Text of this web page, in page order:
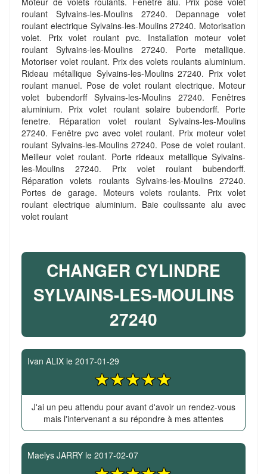
roulant Sylvains-les-Moulins 27240. Depannage volet
roulant electrique Sylvains-les-Moulins 27240. Motorisation
volet. Prix volet roulant pvc. Installation moteur volet
roulant Sylvains-les-Moulins 27240. Porte metallique.
Motoriser volet roulant. Prix des volets roulants aluminium.
Rideau métallique Sylvains-les-Moulins 27240. Prix volet
roulant manuel. Pose de volet roulant electrique. Moteur
volet bubendorff Sylvains-les-Moulins 27240. Fenêtres
aluminium. Prix volet roulant solaire bubendorff. Porte
fenetre. Réparation volet roulant Sylvains-les-Moulins
27240. Fenêtre pvc avec volet roulant. Prix moteur volet
roulant Sylvains-les-Moulins 27240. Pose de volet roulant.
Meilleur volet roulant. Porte rideaux metallique Sylvains-
les-Moulins 27240. Prix volet roulant bubendorff.
Réparation volets roulants Sylvains-les-Moulins 27240.
Portes de garage. Moteurs volets roulants. Prix volet
roulant electrique aluminium. Baie coulissante alu avec
volet roulant
CHANGER CYLINDRE
SYLVAINS-LES-MOULINS
27240
Ivan ALIX le 2017-01-29
J'ai un peu attendu pour avant d'avoir un rendez-vous
mais l'intervenant a su répondre à mes attentes
Maelys JARRY le 2017-02-07